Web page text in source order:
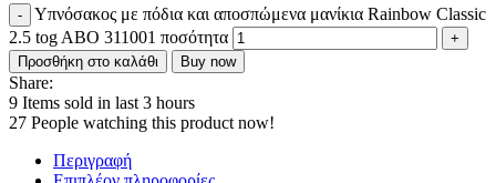
Υπνόσακος με πόδια και αποσπώμενα μανίκια Rainbow Classic
2.5 tog ABO 311001 ποσότητα
Προσθήκη στο καλάθι Buy now
Share:
9 Items sold in last 3 hours
27 People watching this product now!
Περιγραφή